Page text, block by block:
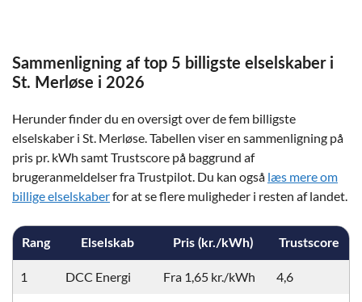
Sammenligning af top 5 billigste elselskaber i
St. Merløse i 2026
Herunder finder du en oversigt over de fem billigste
elselskaber i St. Merløse. Tabellen viser en sammenligning på
pris pr. kWh samt Trustscore på baggrund af
brugeranmeldelser fra Trustpilot. Du kan også læs mere om
billige elselskaberfor at se flere muligheder i resten af landet.
Rang Elselskab Pris (kr./kWh) Trustscore
1 DCC Energi Fra 1,65 kr./kWh 4,6